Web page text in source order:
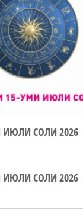
СОЛИ 2026
СОЛИ 2026